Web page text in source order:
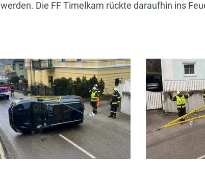
werden. Die FF Timelkam rückte daraufhin ins